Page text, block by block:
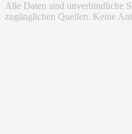
Alle Daten sind unverbindliche
zugänglichen Quellen. Keine